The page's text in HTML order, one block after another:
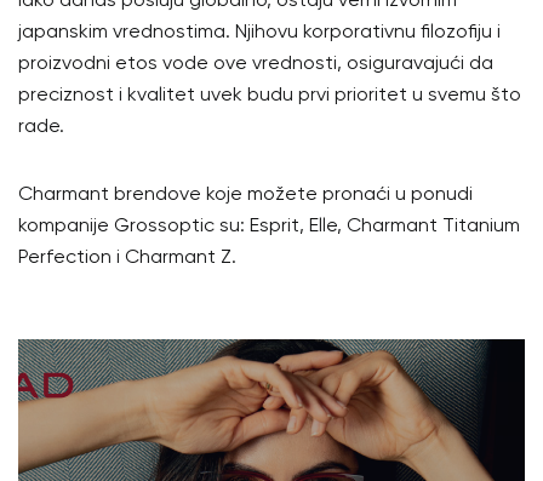
japanskim vrednostima. Njihovu korporativnu filozofiju i
proizvodni etos vode ove vrednosti, osiguravajući da
preciznost i kvalitet uvek budu prvi prioritet u svemu što
rade.
Charmant brendove koje možete pronaći u ponudi
kompanije Grossoptic su: Esprit, Elle, Charmant Titanium
Perfection i Charmant Z.